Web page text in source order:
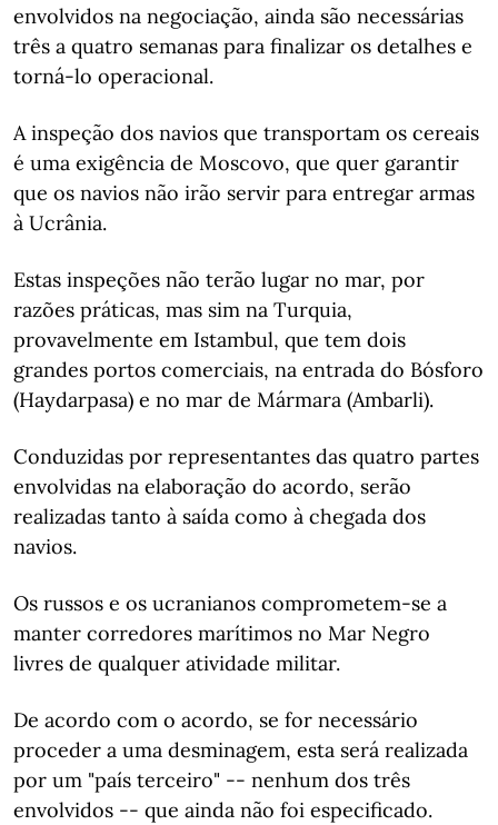
envolvidos na negociação, ainda são necessárias
três a quatro semanas para finalizar os detalhes e
torná-lo operacional.
A inspeção dos navios que transportam os cereais
é uma exigência de Moscovo, que quer garantir
que os navios não irão servir para entregar armas
à Ucrânia.
Estas inspeções não terão lugar no mar, por
razões práticas, mas sim na Turquia,
provavelmente em Istambul, que tem dois
grandes portos comerciais, na entrada do Bósforo
(Haydarpasa) e no mar de Mármara (Ambarli).
Conduzidas por representantes das quatro partes
envolvidas na elaboração do acordo, serão
realizadas tanto à saída como à chegada dos
navios.
Os russos e os ucranianos comprometem-se a
manter corredores marítimos no Mar Negro
livres de qualquer atividade militar.
De acordo com o acordo, se for necessário
proceder a uma desminagem, esta será realizada
por um "país terceiro" -- nenhum dos três
envolvidos -- que ainda não foi especificado.